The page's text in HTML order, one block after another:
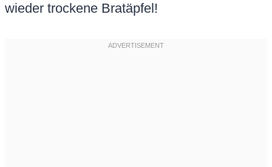
wieder trockene Bratäpfel!